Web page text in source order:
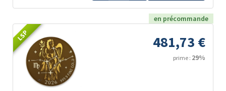
en précommande
LSP 481,73 €
prime : 29%